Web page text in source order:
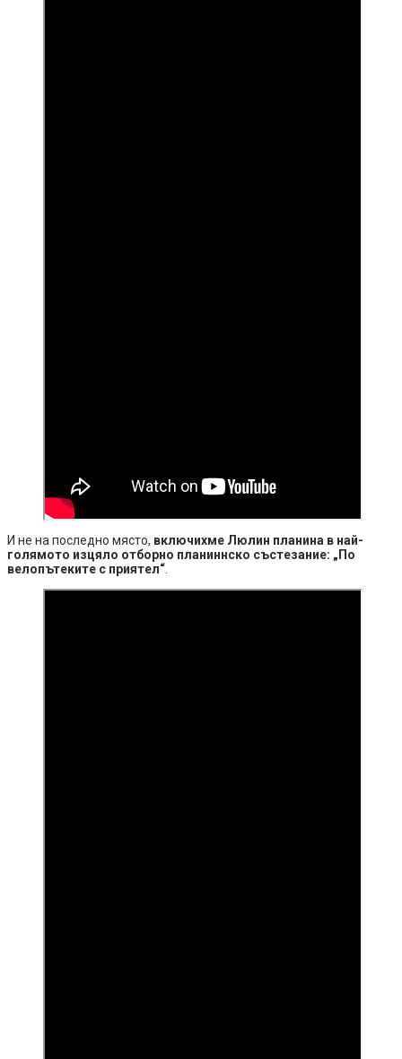
И не на последно място, включихме Люлин планина в най-
голямото изцяло отборно планиннско състезание: „По
велопътеките с приятел“